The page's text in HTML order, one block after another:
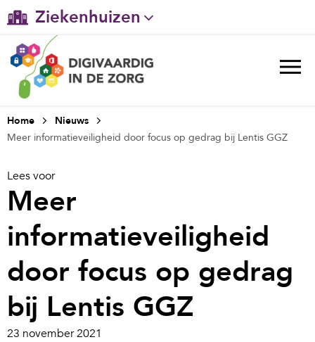
Ziekenhuizen
Gehandicaptenzorg
Verpleeghuiszorg & Zorg thuis
Ggz
Welzijn / sociaal werk
Home
Nieuws
Meer informatieveiligheid door focus op gedrag bij Lentis GGZ
Lees voor
Meer
informatieveiligheid
door focus op gedrag
bij Lentis GGZ
23 november 2021